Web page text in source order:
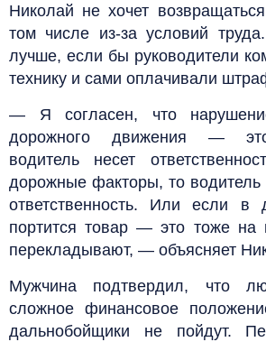
Николай не хочет
том числе из-за условий
лучше, если бы руководители
технику и сами оплачивали
— Я согласен, что
дорожного движения —
водитель несет
дорожные факторы, то водитель
ответственность. Или если в
портится товар — это тоже на
перекладывают, — объясняет
Мужчина подтвердил, что
сложное финансовое
дальнобойщики не пойдут.